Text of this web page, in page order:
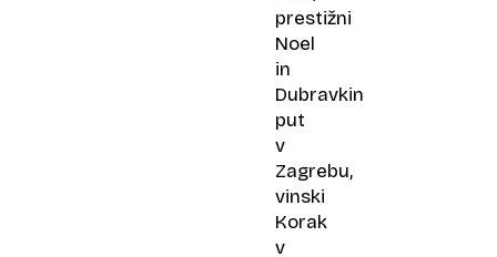
prestižni
Noel
in
Dubravkin
put
v
Zagrebu,
vinski
Korak
v